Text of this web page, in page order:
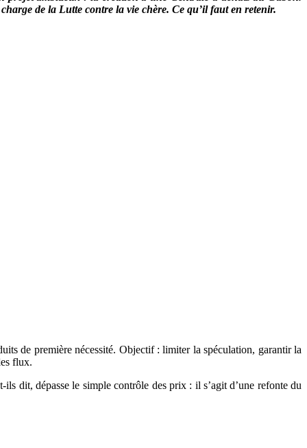
de la Lutte contre la vie chère. Ce qu’il faut en retenir.
de première nécessité. Objectif : limiter la spéculation, garantir la
flux.
ils dit, dépasse le simple contrôle des prix : il s’agit d’une refonte du